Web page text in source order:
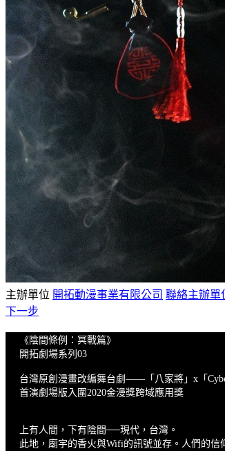
主辦單位 開拓動漫事業有限公司 聯絡主辦單
下一步
《陰間條例：冥戰篇》
開拓劇場系列03
台灣原創漫畫改編舞台劇——「八家將」x「
首演劇場版入圍2020金漫獎跨域應用獎
上有人間，下有陰間──現代，台灣。
此地，廟宇的香火與Wifi的訊號並存。人們的信